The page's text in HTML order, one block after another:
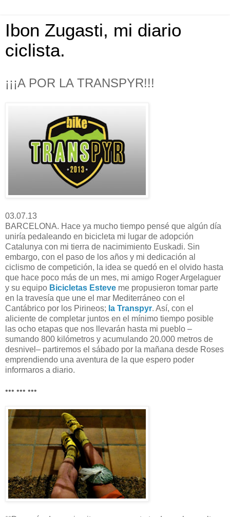
Ibon Zugasti, mi diario
ciclista.
¡¡¡A POR LA TRANSPYR!!!
03.07.13
BARCELONA. Hace ya mucho tiempo pensé que algún día
uniría pedaleando en bicicleta mi lugar de adopción
Catalunya con mi tierra de nacimimiento Euskadi. Sin
embargo, con el paso de los años y mi dedicación al
ciclismo de competición, la idea se quedó en el olvido hasta
que hace poco más de un mes, mi amigo Roger Argelaguer
y su equipo Bicicletas Esteve me propusieron tomar parte
en la travesía que une el mar Mediterráneo con el
Cantábrico por los Pirineos; la Transpyr. Así, con el
aliciente de completar juntos en el mínimo tiempo posible
las ocho etapas que nos llevarán hasta mi pueblo –
sumando 800 kilómetros y acumulando 20.000 metros de
desnivel– partiremos el sábado por la mañana desde Roses
emprendiendo una aventura de la que espero poder
informaros a diario.
••• ••• •••